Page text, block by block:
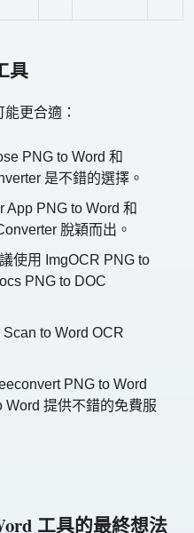
具
更合適：
PNG to Word 和
是不錯的選擇。
App PNG to Word 和
脫穎而出。
使用 ImgOCR PNG to
PNG to DOC
to Word OCR
PNG to Word
Word 提供不錯的免費服
工具的最終想法